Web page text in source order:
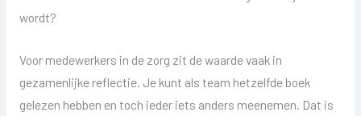
wordt?
Voor medewerkers in de zorg zit de waarde vaak in
gezamenlijke reflectie. Je kunt als team hetzelfde boek
gelezen hebben en toch ieder iets anders meenemen. Dat is